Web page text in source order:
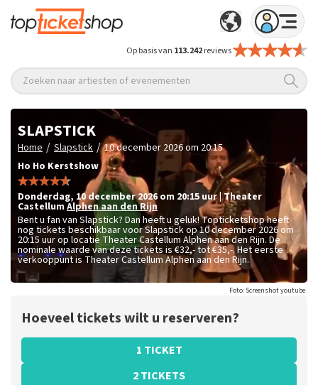
Op basis van 113.242reviews
Zoeken naar artiesten of evenementen
SLAPSTICK
Home / Slapstick / 10 december 2026 om 20:15
Ho Ho Kerstshow
donderdag, 10 december 2026 om 20:15 uur |Theater
Castellum Alphen aan den Rijn
Bent u fan van Slapstick? Dan heeft u geluk! Topticketshop heeft
nog tickets beschikbaar voor Slapstick op 10 december 2026 om
20:15 uur op locatie Theater Castellum Alphen aan den Rijn. De
nominale waarde van deze tickets is €32,- tot €35,-. Het eerste
verkooppunt is Theater Castellum Alphen aan den Rijn.
Foto: Screenshot youtube
Hoeveel tickets wilt u reserveren?
1 TICKET
2 TICKETS